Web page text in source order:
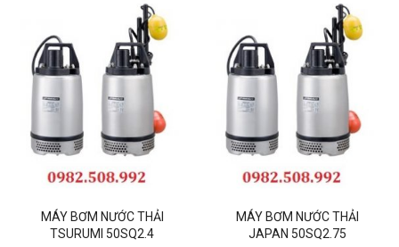
MÁY BƠM NƯỚC THẢI
TSURUMI 50SQ2.4
MÁY BƠM NƯỚC THẢI
JAPAN 50SQ2.75